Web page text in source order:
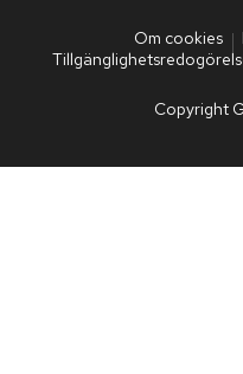
Om cookies
Copyright